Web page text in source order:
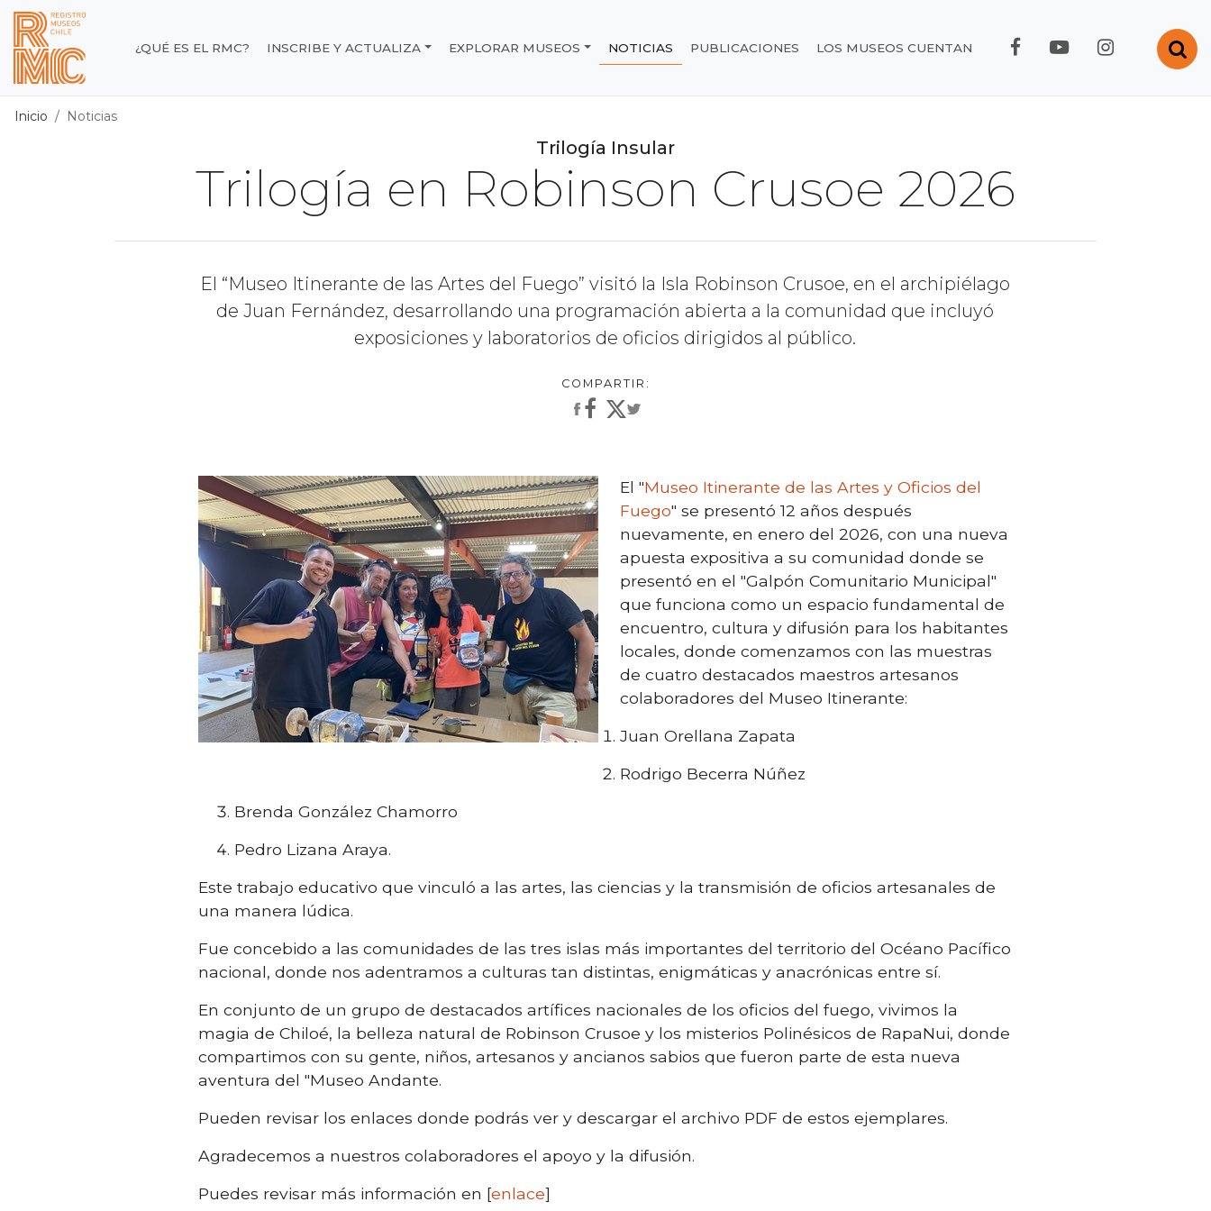
Contenido principal
Registro de Museos de Chile
¿QUÉ ES EL RMC? INSCRIBE Y ACTUALIZA EXPLORAR MUSEOS NOTICIAS PUBLICACIONES LOS MUSEOS CUENTAN FACEBOOK RMC
YOUTUBE RMC
Inicio Noticias
Trilogía Insular
Trilogía en Robinson Crusoe 2026
El “Museo Itinerante de las Artes del Fuego” visitó la Isla Robinson Crusoe, en el archipiélago
de Juan Fernández, desarrollando una programación abierta a la comunidad que incluyó
exposiciones y laboratorios de oficios dirigidos al público.
El "Museo Itinerante de las Artes y Oficios del
Fuego" se presentó 12 años después
nuevamente, en enero del 2026, con una nueva
apuesta expositiva a su comunidad donde se
presentó en el "Galpón Comunitario Municipal"
que funciona como un espacio fundamental de
encuentro, cultura y difusión para los habitantes
locales, donde comenzamos con las muestras
de cuatro destacados maestros artesanos
colaboradores del Museo Itinerante:
Juan Orellana Zapata
Rodrigo Becerra Núñez
Brenda González Chamorro
Pedro Lizana Araya.
Este trabajo educativo que vinculó a las artes, las ciencias y la transmisión de oficios artesanales de
una manera lúdica.
Fue concebido a las comunidades de las tres islas más importantes del territorio del Océano Pacífico
nacional, donde nos adentramos a culturas tan distintas, enigmáticas y anacrónicas entre sí.
En conjunto de un grupo de destacados artífices nacionales de los oficios del fuego, vivimos la
magia de Chiloé, la belleza natural de Robinson Crusoe y los misterios Polinésicos de RapaNui, donde
compartimos con su gente, niños, artesanos y ancianos sabios que fueron parte de esta nueva
aventura del "Museo Andante.
Pueden revisar los enlaces donde podrás ver y descargar el archivo PDF de estos ejemplares.
Agradecemos a nuestros colaboradores el apoyo y la difusión.
Puedes revisar más información en [enlace]